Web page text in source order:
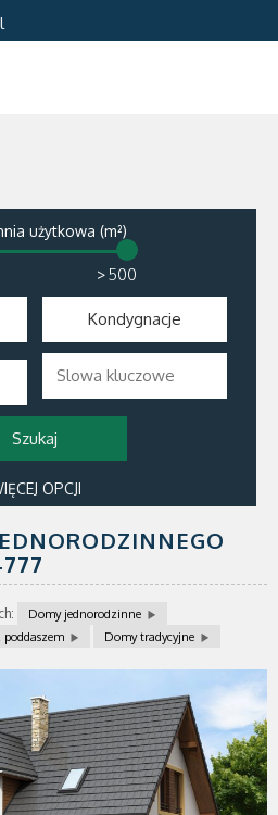
użytkowa (m²)
>
Kondygnacje
OPCJI
Domy jednorodzinne
poddaszem Domy tradycyjne